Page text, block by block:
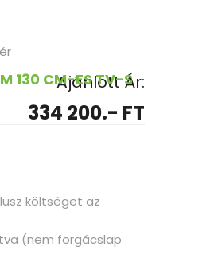
130 CM-ES TV-S
Ajánlott Ár:
334 200.- FT
plusz költséget az
(nem forgácslap